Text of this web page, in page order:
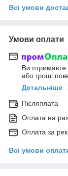
Всі умови
Умови оплати
Ви
або гроші
Детальніше
Післяплата
Оплата на
Оплата за
Всі умови